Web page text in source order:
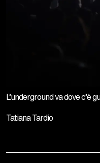
L’underground va dove c’è
Tatiana Tardio